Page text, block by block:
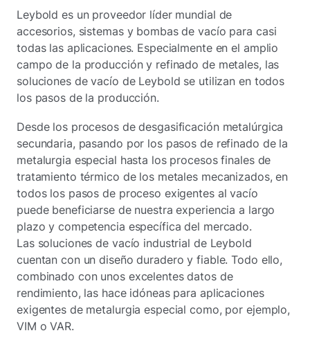
Leybold es un proveedor líder mundial de
accesorios, sistemas y bombas de vacío para casi
todas las aplicaciones. Especialmente en el amplio
campo de la producción y refinado de metales, las
soluciones de vacío de Leybold se utilizan en todos
los pasos de la producción.
Desde los procesos de desgasificación metalúrgica
secundaria, pasando por los pasos de refinado de la
metalurgia especial hasta los procesos finales de
tratamiento térmico de los metales mecanizados, en
todos los pasos de proceso exigentes al vacío
puede beneficiarse de nuestra experiencia a largo
plazo y competencia específica del mercado.
Las soluciones de vacío industrial de Leybold
cuentan con un diseño duradero y fiable. Todo ello,
combinado con unos excelentes datos de
rendimiento, las hace idóneas para aplicaciones
exigentes de metalurgia especial como, por ejemplo,
VIM o VAR.